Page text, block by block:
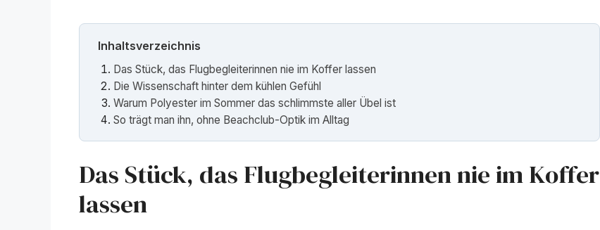
Inhaltsverzeichnis
Das Stück, das Flugbegleiterinnen nie im Koffer lassen
Die Wissenschaft hinter dem kühlen Gefühl
Warum Polyester im Sommer das schlimmste aller Übel ist
So trägt man ihn, ohne Beachclub-Optik im Alltag
Das Stück, das Flugbegleiterinnen nie im Koffer
lassen